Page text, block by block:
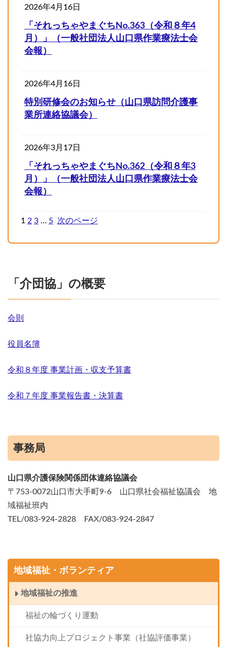
2026年4月16日
「それっちゃやまぐちNo.363（令和８年4
月）」（一般社団法人山口県作業療法士会
会報）
2026年4月16日
特別研修会のお知らせ（山口県訪問介護事
業所連絡協議会）
2026年3月17日
「それっちゃやまぐちNo.362（令和８年3
月）」（一般社団法人山口県作業療法士会
会報）
1 2 3 … 5 次のページ
「介団協」の概要
会則
役員名簿
令和８年度 事業計画・収支予算書
令和７年度 事業報告書・決算書
事務局
山口県介護保険関係団体連絡協議会
〒753-0072山口市大手町9-6 山口県社会福祉協議会 地
域福祉班内
TEL/083-924-2828 FAX/083-924-2847
地域福祉・ボランティア
地域福祉の推進
福祉の輪づくり運動
社協力向上プロジェクト事業（社協評価事業）